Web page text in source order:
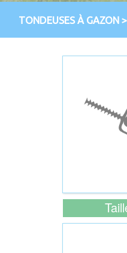
TONDEUSES À GAZON >